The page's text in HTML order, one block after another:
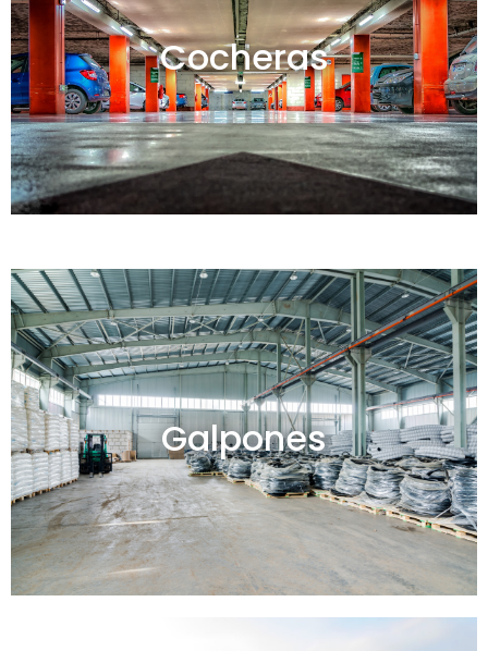
Cocheras
Cocheras en venta y alquiler
Ver todas
Galpones
Galpones en venta y alquiler
Ver todos